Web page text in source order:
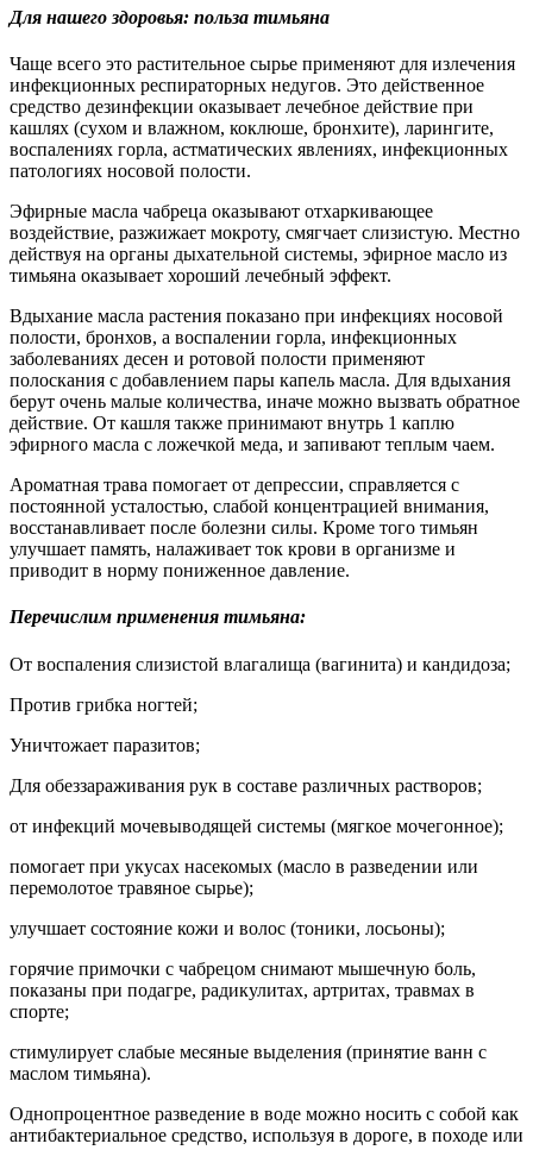
Для нашего здоровья: польза тимьяна
Чаще всего это растительное сырье применяют для излечения
инфекционных респираторных недугов. Это действенное
средство дезинфекции оказывает лечебное действие при
кашлях (сухом и влажном, коклюше, бронхите), ларингите,
воспалениях горла, астматических явлениях, инфекционных
патологиях носовой полости.
Эфирные масла чабреца оказывают отхаркивающее
воздействие, разжижает мокроту, смягчает слизистую. Местно
действуя на органы дыхательной системы, эфирное масло из
тимьяна оказывает хороший лечебный эффект.
Вдыхание масла растения показано при инфекциях носовой
полости, бронхов, а воспалении горла, инфекционных
заболеваниях десен и ротовой полости применяют
полоскания с добавлением пары капель масла. Для вдыхания
берут очень малые количества, иначе можно вызвать обратное
действие. От кашля также принимают внутрь 1 каплю
эфирного масла с ложечкой меда, и запивают теплым чаем.
Ароматная трава помогает от депрессии, справляется с
постоянной усталостью, слабой концентрацией внимания,
восстанавливает после болезни силы. Кроме того тимьян
улучшает память, налаживает ток крови в организме и
приводит в норму пониженное давление.
Перечислим применения тимьяна:
От воспаления слизистой влагалища (вагинита) и кандидоза;
Против грибка ногтей;
Уничтожает паразитов;
Для обеззараживания рук в составе различных растворов;
от инфекций мочевыводящей системы (мягкое мочегонное);
помогает при укусах насекомых (масло в разведении или
перемолотое травяное сырье);
улучшает состояние кожи и волос (тоники, лосьоны);
горячие примочки с чабрецом снимают мышечную боль,
показаны при подагре, радикулитах, артритах, травмах в
спорте;
стимулирует слабые месяные выделения (принятие ванн с
маслом тимьяна).
Однопроцентное разведение в воде можно носить с собой как
антибактериальное средство, используя в дороге, в походе или